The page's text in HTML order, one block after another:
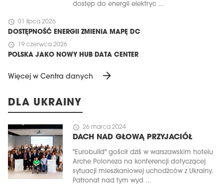
dostęp do energii elektryc ...
schedule 01 lipca 2026
DOSTĘPNOŚĆ ENERGII ZMIENIA MAPĘ DC
schedule 19 czerwca 2026
POLSKA JAKO NOWY HUB DATA CENTER
Więcej w Centra danych arrow_forward
DLA UKRAINY
schedule 26 marca 2024
DACH NAD GŁOWĄ PRZYJACIÓŁ
"Eurobuild" gościł dziś w warszawskim hotelu
Arche Poloneza na konferencji dotyczącej
sytuacji mieszkaniowej uchodźców z Ukrainy.
Patronat nad tym wyd ...